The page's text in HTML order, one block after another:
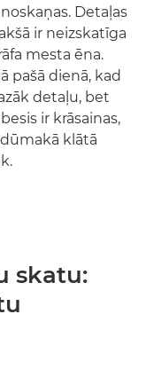
Detaļas
ir neizskatīga
mesta ēna.
pašā dienā, kad
detaļu, bet
ir krāsainas,
klātā
skatu: